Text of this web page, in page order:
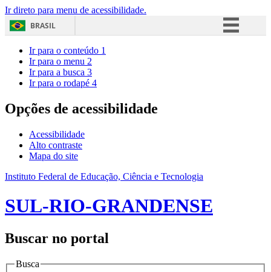
Ir direto para menu de acessibilidade.
BRASIL
Acesso à informação
Ir para o conteúdo 1
Ir para o menu 2
Ir para a busca 3
Ir para o rodapé 4
Opções de acessibilidade
Acessibilidade
Alto contraste
Mapa do site
Instituto Federal de Educação, Ciência e Tecnologia
SUL-RIO-GRANDENSE
Buscar no portal
Busca